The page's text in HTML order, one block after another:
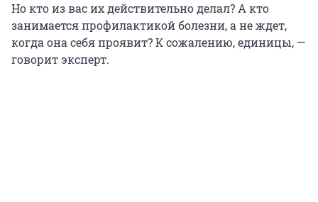
Но кто из вас их действительно делал? А кто
занимается профилактикой болезни, а не ждет,
когда она себя проявит? К сожалению, единицы, —
говорит эксперт.